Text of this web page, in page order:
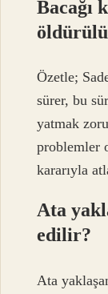
Bacağı
Özetle;
sürer, bu
yatmak
problemler
kararıyla
Ata
edilir?
Ata